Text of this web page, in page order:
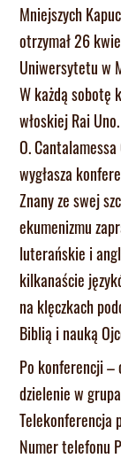
Mniejszych
otrzymał 26
Uniwersytetu w
W każdą sobotę
włoskiej Rai Uno.
O.
wygłasza
Znany ze swej
ekumenizmu
luterańskie i
kilkanaście
na klęczkach
Biblią i nauką
Po konferencji –
dzielenie w
Telekonferencja
Numer telefonu